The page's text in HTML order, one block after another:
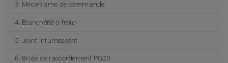
Mécanisme de commande
Étanchéité à froid
Joint intumescent
Bride de raccordement PG20